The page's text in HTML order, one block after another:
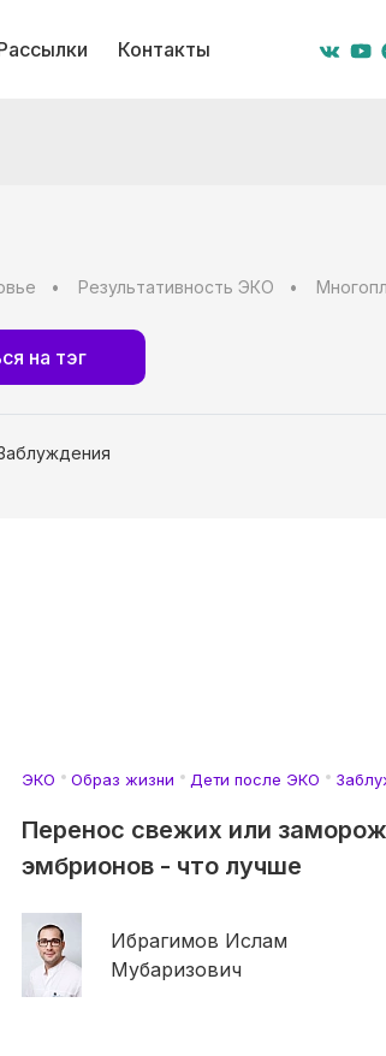
Контакты
Результативность ЭКО
на тэг
ЭКО Образ жизни Дети после ЭКО
Перенос свежих или
эмбрионов - что лучше
Ибрагимов Ислам
Мубаризович